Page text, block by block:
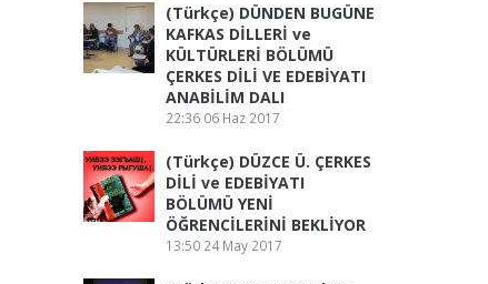
(Türkçe) DÜNDEN BUGÜNE
KAFKAS DİLLERİ ve
KÜLTÜRLERİ BÖLÜMÜ
ÇERKES DİLİ VE EDEBİYATI
ANABİLİM DALI
22:36 06 Haz 2017
(Türkçe) DÜZCE Ü. ÇERKES
DİLİ ve EDEBİYATI
BÖLÜMÜ YENİ
ÖĞRENCİLERİNİ BEKLİYOR
13:50 24 May 2017